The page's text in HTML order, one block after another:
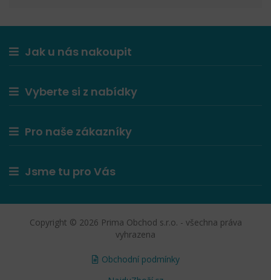
Jak u nás nakoupit
Vyberte si z nabídky
Pro naše zákazníky
Jsme tu pro Vás
Copyright © 2026 Prima Obchod s.r.o. - všechna práva
vyhrazena
Obchodní podmínky